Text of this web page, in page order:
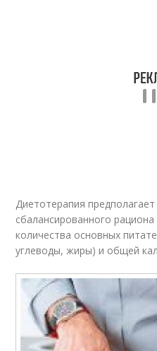
Диетотерапия
сбалансированного
количества основных
углеводы, жиры) и общей